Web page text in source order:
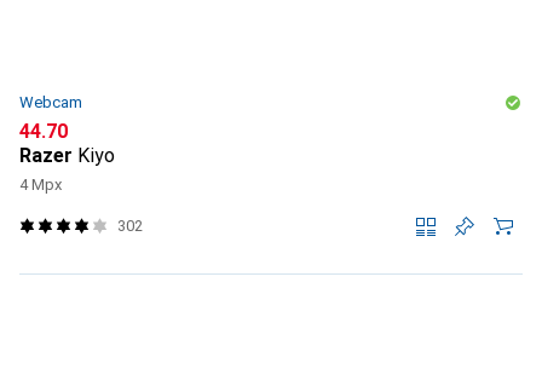
Webcam
CHF
44.70
Razer Kiyo
4 Mpx
302